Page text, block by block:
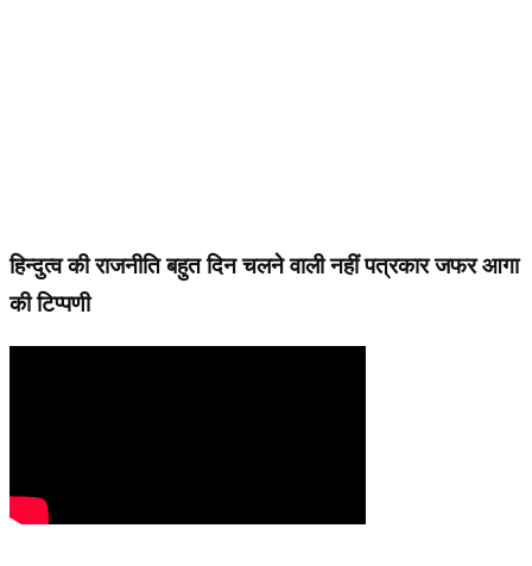
हिन्दुत्व की राजनीति बहुत दिन चलने वाली नहीं पत्रकार जफर आगा
की टिप्पणी